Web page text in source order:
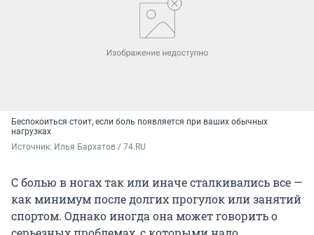
Беспокоиться стоит, если боль появляется при ваших обычных
нагрузках
Источник: Илья Бархатов / 74.RU
С болью в ногах так или иначе сталкивались все —
как минимум после долгих прогулок или занятий
спортом. Однако иногда она может говорить о